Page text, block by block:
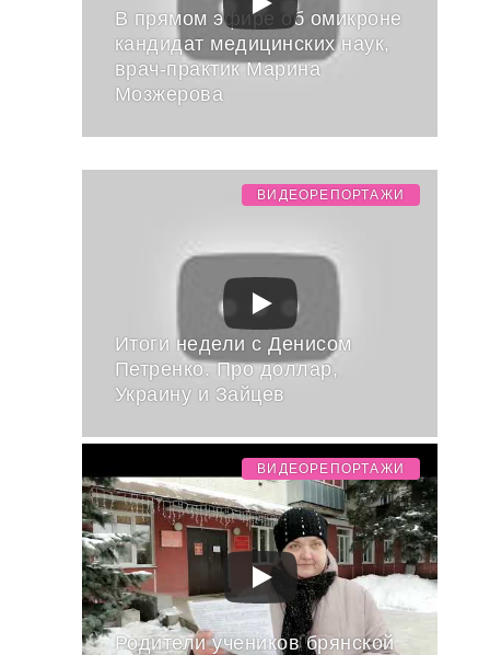
В прямом эфире об омикроне
кандидат медицинских наук,
врач-практик Марина
Мозжерова
Итоги недели с Денисом
Петренко. Про доллар,
Украину и Зайцев
ВИДЕОРЕПОРТАЖИ
Родители учеников брянской
ВИДЕОРЕПОРТАЖИ